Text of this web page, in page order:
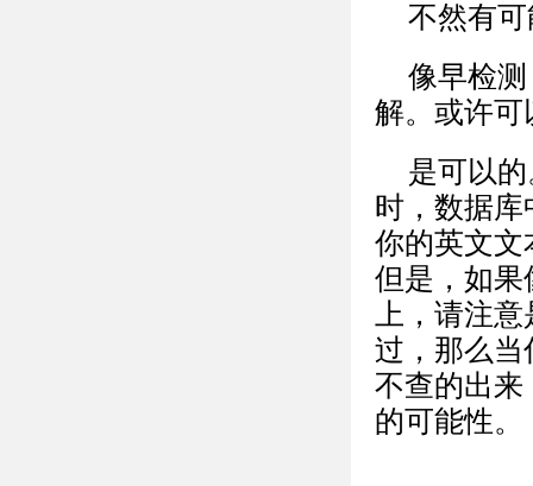
不然有
像早检
解。或许可
是可以
时，数据
你的英文文
但是，如果
上，请注
过，那么当
不查的出来
的可能性。